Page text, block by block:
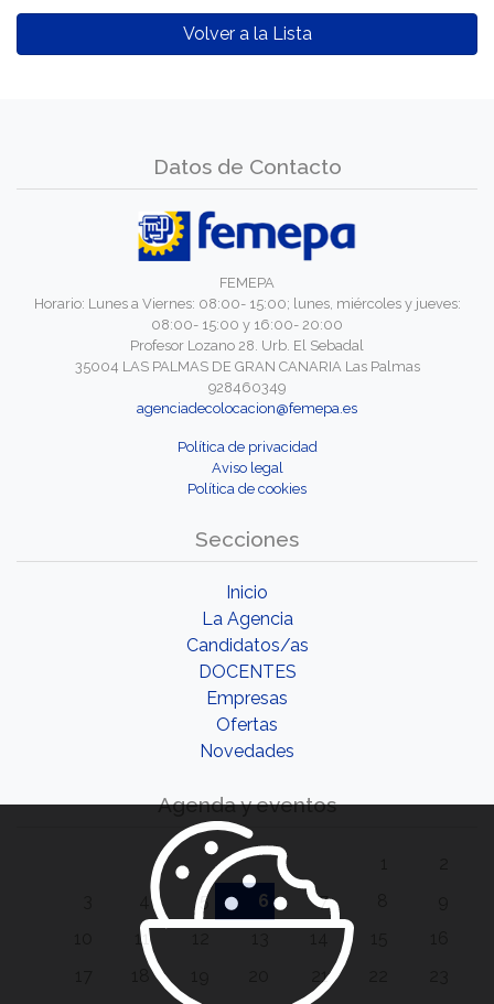
Volver a la Lista
Datos de Contacto
FEMEPA
Horario: Lunes a Viernes: 08:00- 15:00; lunes, miércoles y jueves:
08:00- 15:00 y 16:00- 20:00
Profesor Lozano 28. Urb. El Sebadal
35004 LAS PALMAS DE GRAN CANARIA Las Palmas
928460349
agenciadecolocacion@femepa.es
Política de privacidad
Aviso legal
Política de cookies
Secciones
Inicio
La Agencia
Candidatos/as
DOCENTES
Empresas
Ofertas
Novedades
Agenda y eventos
5 6 7
11
21